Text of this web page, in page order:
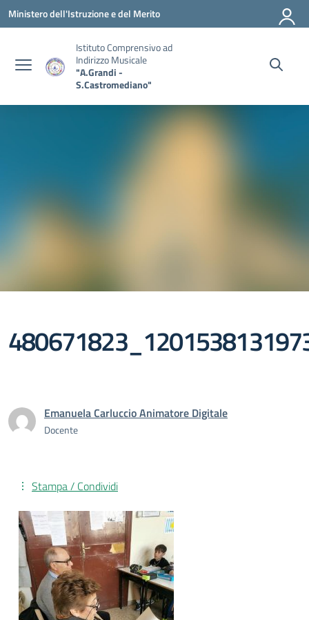
Vai ai contenuti
Vai al menu di navigazione
Vai al footer
Ministero dell'Istruzione e del Merito
Istituto Comprensivo ad
Indirizzo Musicale
"A.Grandi -
S.Castromediano"
Emanuela Carluccio Animatore Digitale
Docente
Stampa / Condividi